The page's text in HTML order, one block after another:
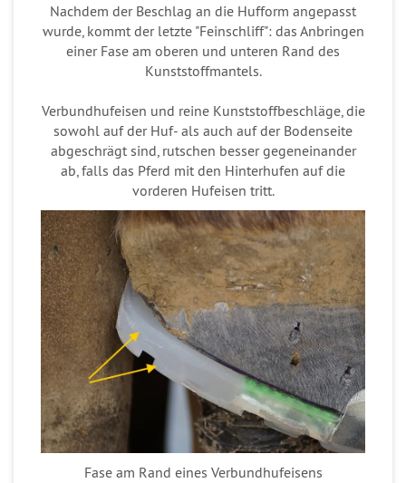
Nachdem der Beschlag an die Hufform angepasst
wurde, kommt der letzte "Feinschliff": das Anbringen
einer Fase am oberen und unteren Rand des
Kunststoffmantels.
Verbundhufeisen und reine Kunststoffbeschläge, die
sowohl auf der Huf- als auch auf der Bodenseite
abgeschrägt sind, rutschen besser gegeneinander
ab, falls das Pferd mit den Hinterhufen auf die
vorderen Hufeisen tritt.
Fase am Rand eines Verbundhufeisens